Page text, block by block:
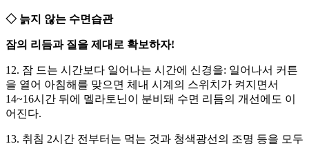
◇ 늙지 않는 수면습관
잠의 리듬과 질을 제대로 확보하자!
12. 잠 드는 시간보다 일어나는 시간에 신경을: 일어나서 커튼
을 열어 아침해를 맞으면 체내 시계의 스위치가 켜지면서
14~16시간 뒤에 멜라토닌이 분비돼 수면 리듬의 개선에도 이
어진다.
13. 취침 2시간 전부터는 먹는 것과 청색광선의 조명 등을 모두